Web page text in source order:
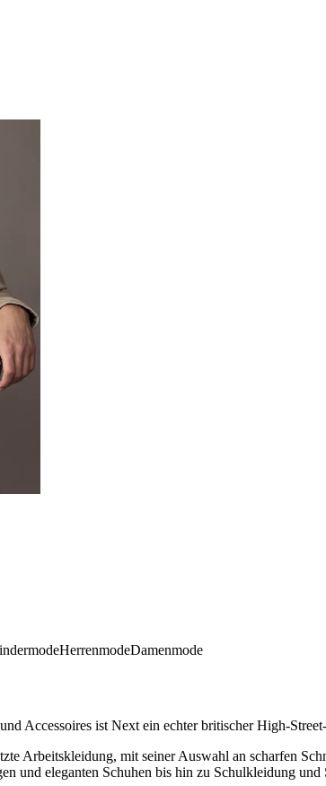
HerrenmodeDamenmode
Accessoires ist Next ein echter britischer High-
Arbeitskleidung, mit seiner Auswahl an scharfen
und eleganten Schuhen bis hin zu Schulkleidung und